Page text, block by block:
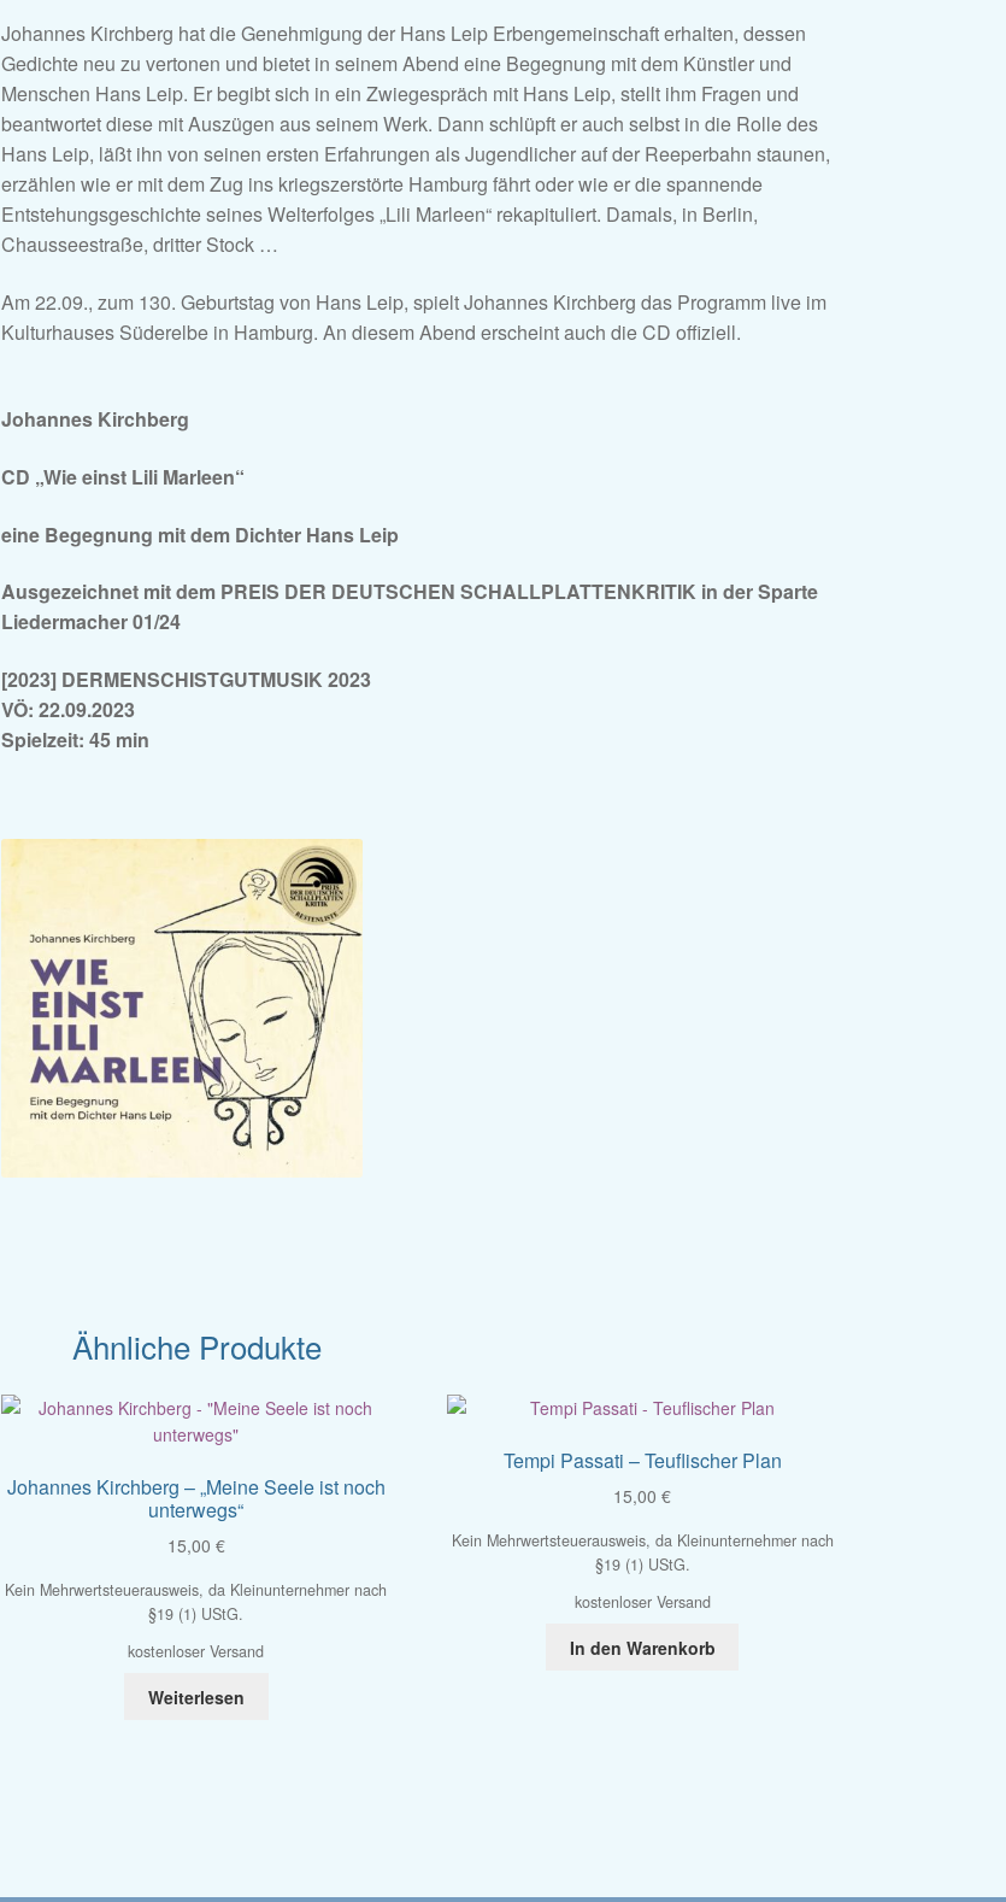
Johannes Kirchberg hat die Genehmigung der Hans Leip Erbengemeinschaft erhalten, dessen
Gedichte neu zu vertonen und bietet in seinem Abend eine Begegnung mit dem Künstler und
Menschen Hans Leip. Er begibt sich in ein Zwiegespräch mit Hans Leip, stellt ihm Fragen und
beantwortet diese mit Auszügen aus seinem Werk. Dann schlüpft er auch selbst in die Rolle des
Hans Leip, läßt ihn von seinen ersten Erfahrungen als Jugendlicher auf der Reeperbahn staunen,
erzählen wie er mit dem Zug ins kriegszerstörte Hamburg fährt oder wie er die spannende
Entstehungsgeschichte seines Welterfolges „Lili Marleen“ rekapituliert. Damals, in Berlin,
Chausseestraße, dritter Stock …
Am 22.09., zum 130. Geburtstag von Hans Leip, spielt Johannes Kirchberg das Programm live im
Kulturhauses Süderelbe in Hamburg. An diesem Abend erscheint auch die CD offiziell.
Johannes Kirchberg
CD „Wie einst Lili Marleen“
eine Begegnung mit dem Dichter Hans Leip
Ausgezeichnet mit dem PREIS DER DEUTSCHEN SCHALLPLATTENKRITIK in der Sparte
Liedermacher 01/24
[2023] DERMENSCHISTGUTMUSIK 2023
VÖ: 22.09.2023
Spielzeit: 45 min
Ähnliche Produkte
Johannes Kirchberg – „Meine Seele ist noch
unterwegs“
15,00 €
Kein Mehrwertsteuerausweis, da Kleinunternehmer nach
§19 (1) UStG.
kostenloser Versand
Weiterlesen
Tempi Passati – Teuflischer Plan
15,00€
Kein Mehrwertsteuerausweis, da Kleinunternehmer nach
§19 (1) UStG.
kostenloser Versand
In den Warenkorb